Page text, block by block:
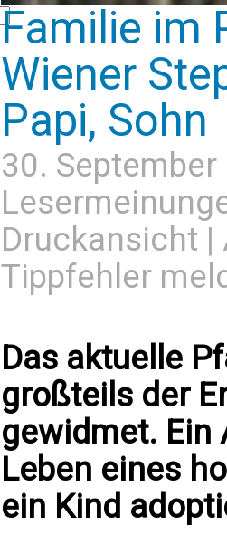
Familie
Wiener
Papi, Sohn
30.
Druckansicht |
Tippfehler
Das aktuelle
großteils der
gewidmet. Ein
Leben eines
ein Kind